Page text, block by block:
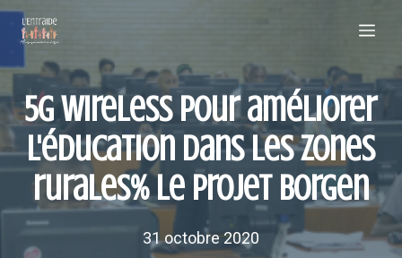
Aller
contenu
5G Wireless pour améliorer
l'éducation dans les zones
rurales% Le projet Borgen
31 octobre 2020